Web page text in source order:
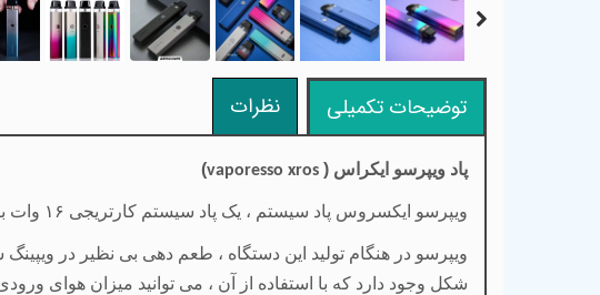
توضیحات تکمیلی نظرات
پاد ویپرسو ایکراس ( vaporesso xros
)
ویپرسو ایکسروس پاد سیستم ، یک پاد سیستم کارتریجی ۱۶ وات با باتری داخلی ۸۰۰ میلی آمپر و با قابلیت تنظیم دریچه میزان ورود هوا با پشتیبانی از سالت نیکوتین است.
ویپرسو در هنگام تولید این دستگاه ، طعم دهی بی نظیر در
شکل وجود دارد که با استفاده از آن ، می توانید میزان هوای